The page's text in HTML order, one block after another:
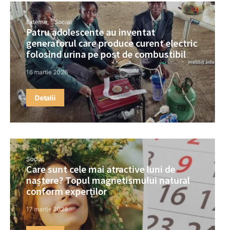
Externe Social
Patru adolescente au inventat
generatorul care produce curent electric
folosind urina pe post de combustibil
16 martie 2026
Detalii
Social
Care sunt cele mai atractive luni de
naștere? Topul magnetismului natural
conform experților
17 martie 2026